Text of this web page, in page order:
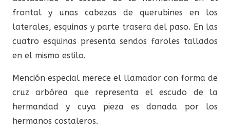
frontal y unas cabezas de querubines en los
laterales, esquinas y parte trasera del paso. En las
cuatro esquinas presenta sendos faroles tallados
en el mismo estilo.
Mención especial merece el llamador con forma de
cruz arbórea que representa el escudo de la
hermandad y cuya pieza es donada por los
hermanos costaleros.